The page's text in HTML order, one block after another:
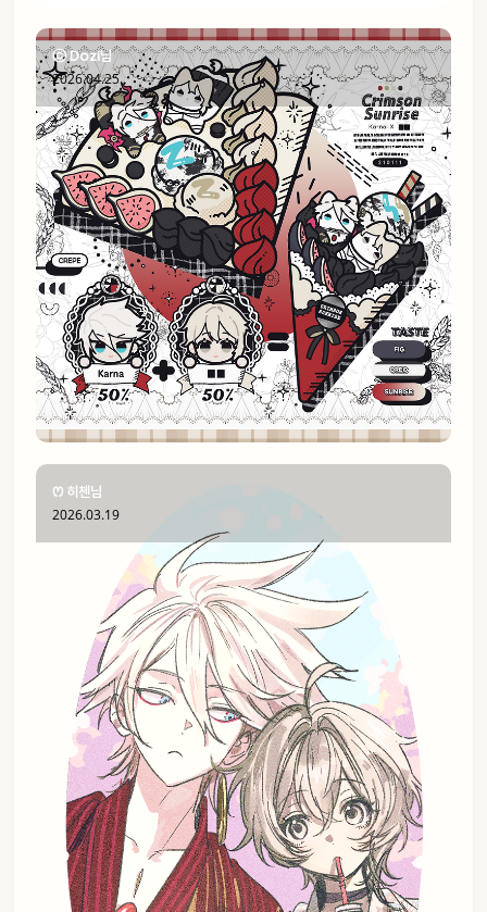
ⓒ Dozi님
2026.04.25
ꢭ 히첸님
2026.03.19